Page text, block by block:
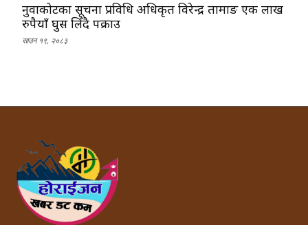
नुवाकोटका सूचना प्रविधि अधिकृत विरेन्द्र तामाङ एक लाख
रुपैयाँ घुस लिँदै पक्राउ
साउन १९, २०८३